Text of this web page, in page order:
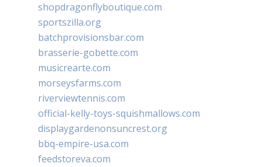
shopdragonflyboutique.com
sportszilla.org
batchprovisionsbar.com
brasserie-gobette.com
musicrearte.com
morseysfarms.com
riverviewtennis.com
official-kelly-toys-squishmallows.com
displaygardenonsuncrest.org
bbq-empire-usa.com
feedstoreva.com